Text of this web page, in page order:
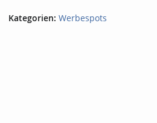
Kategorien: Werbespots